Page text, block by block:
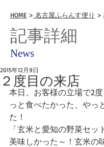
HOME > 名古屋ふらんす便り >
記事詳細
News
２度目の来店
2015年12月9日
本日、お客様の立場で2
っと食べたかった、やっ
た！
「玄米と愛知の野菜セッ
美味しかった～！玄米の